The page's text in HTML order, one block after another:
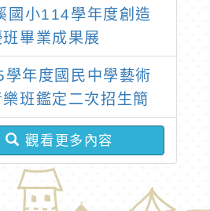
國小114學年度創造
畢業成果展
學年度國民中學藝術
樂班鑑定二次招生簡
觀看更多內容